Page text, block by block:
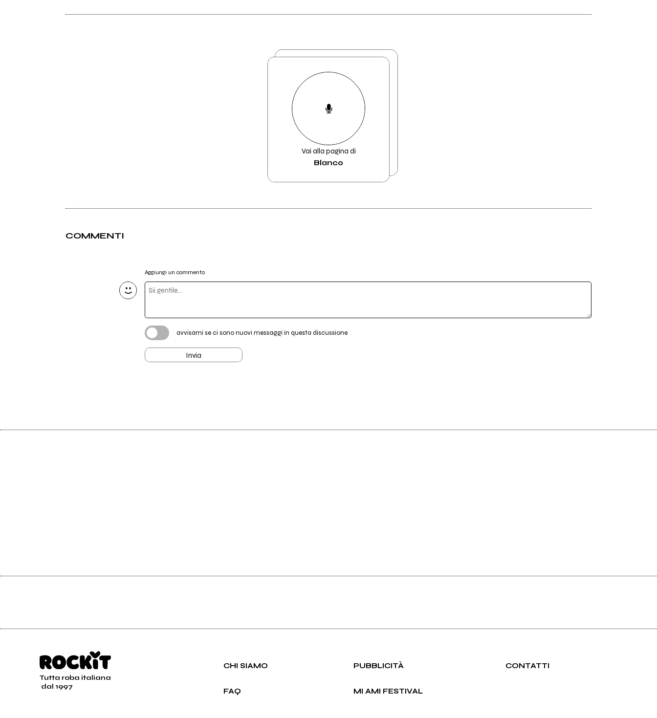
Vai alla pagina di
Blanco
COMMENTI
Aggiungi un commento
avvisami se ci sono nuovi messaggi in questa discussione
Invia
Tutta roba italiana
dal 1997
CHI SIAMO PUBBLICITÀ CONTATTI
FAQ MI AMI FESTIVAL